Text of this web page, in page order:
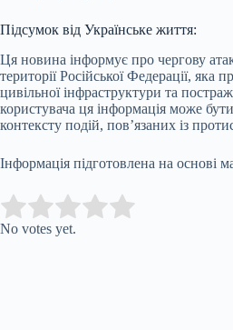
Підсумок від Українське життя:
Ця новина інформує про чергову
території Російської Федерації,
цивільної інфраструктури та
користувача ця інформація може
контексту подій, пов’язаних із
Інформація підготовлена на основі
Rate this item:
No votes yet.